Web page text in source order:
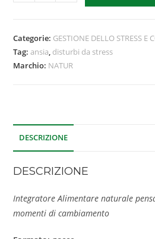
Categorie: GESTIONE DELLO STRESS E
Tag:ansia, disturbi da stress
Marchio: NATUR
DESCRIZIONE
DESCRIZIONE
Integratore Alimentare naturale
momenti di cambiamento